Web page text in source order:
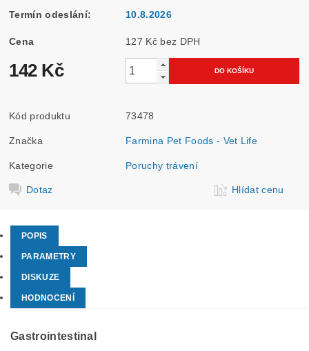
Termín odeslání: 10.8.2026
Cena 127 Kč bez DPH
142 Kč
Kód produktu 73478
Značka Farmina Pet Foods - Vet Life
Kategorie Poruchy trávení
Dotaz Hlídat cenu
POPIS
PARAMETRY
DISKUZE
HODNOCENÍ
Gastrointestinal